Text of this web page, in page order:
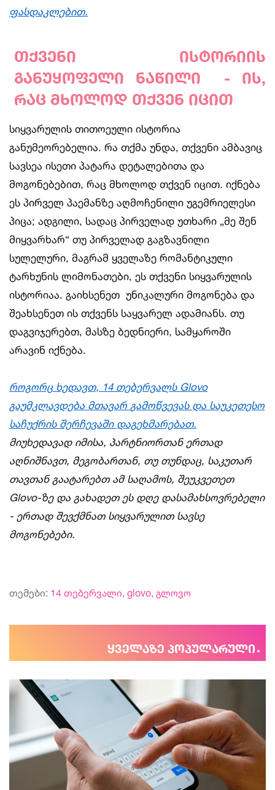
ფასდაკლებით.
თქვენი
ისტორიის
განუყოფელი
ნაწილი - ის,
რაც მხოლოდ თქვენ იცით
სიყვარულის თითოეული ისტორია
განუმეორებელია. რა თქმა უნდა, თქვენი ამბავიც
სავსეა ისეთი პატარა დეტალებითა და
მოგონებებით, რაც მხოლოდ თქვენ იცით. იქნება
ეს პირველ პაემანზე აღმოჩენილი უგემრიელესი
პიცა; ადგილი, სადაც პირველად უთხარი „მე შენ
მიყვარხარ“ თუ პირველად გაგზავნილი
სულელური, მაგრამ ყველაზე რომანტიკული
ტარხუნის ლიმონათები, ეს თქვენი სიყვარულის
ისტორიაა. გაიხსენეთ უნიკალური მოგონება და
შეახსენეთ ის თქვენს საყვარელ ადამიანს. თუ
დაგვიჯერებთ, მასზე ბედნიერი, სამყაროში
არავინ იქნება.
როგორც ხედავთ, 14 თებერვალს Glovo
გაუმკლავდება მთავარ გამოწვევას და საუკეთესო
საჩუქრის შერჩევაში დაგეხმარებათ.
მიუხედავად იმისა, პარტნიორთან ერთად
აღნიშნავთ, მეგობართან, თუ თუნდაც, საკუთარ
თავთან გაატარებთ ამ საღამოს, შეუკვეთეთ
Glovo-ზე და გახადეთ ეს დღე დასამახსოვრებელი
- ერთად შევქმნათ სიყვარულით სავსე
მოგონებები.
თემები: 14 თებერვალი, glovo, გლოვო
ყველაზე პოპულარული